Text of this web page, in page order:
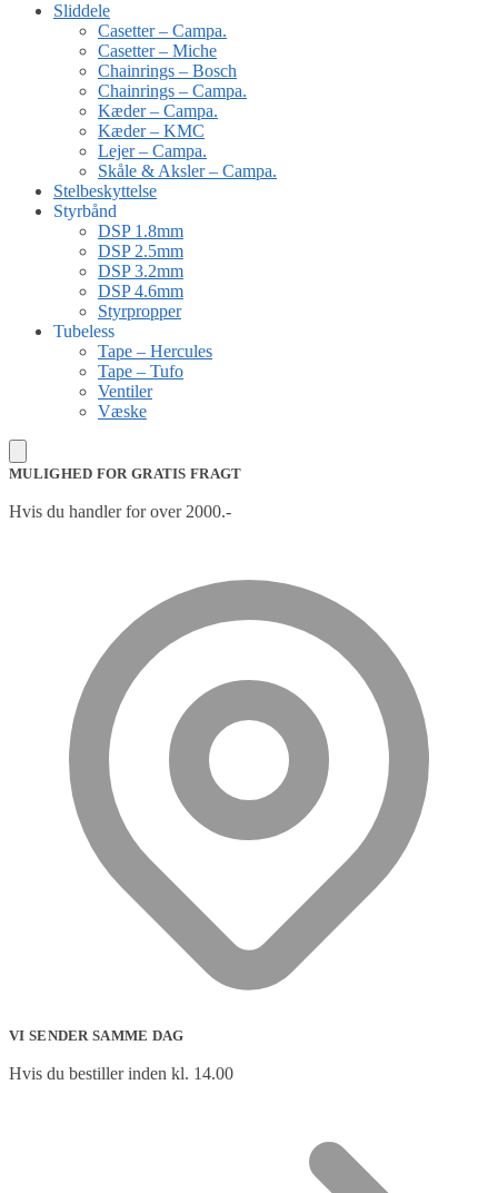
Sliddele
Casetter – Campa.
Casetter – Miche
Chainrings – Bosch
Chainrings – Campa.
Kæder – Campa.
Kæder – KMC
Lejer – Campa.
Skåle & Aksler – Campa.
Stelbeskyttelse
Styrbånd
DSP 1.8mm
DSP 2.5mm
DSP 3.2mm
DSP 4.6mm
Styrpropper
Tubeless
Tape – Hercules
Tape – Tufo
Ventiler
Væske
MULIGHED FOR GRATIS FRAGT
Hvis du handler for over 2000.-
VI SENDER SAMME DAG
Hvis du bestiller inden kl. 14.00